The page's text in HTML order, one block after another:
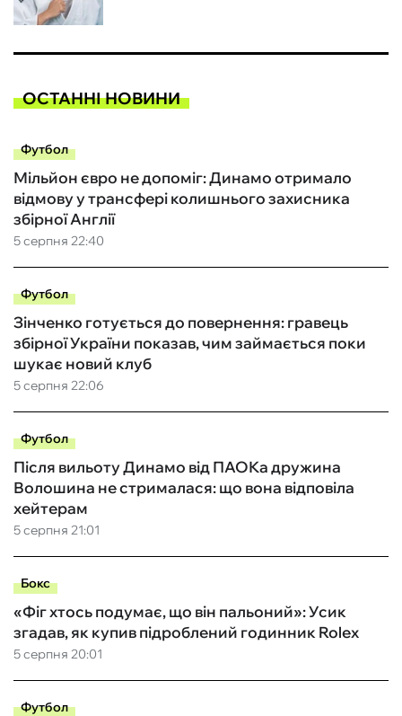
ОСТАННІ НОВИНИ
Футбол
5 серпня 22:40
Мільйон євро не допоміг: Динамо отримало
відмову у трансфері колишнього захисника
збірної Англії
Футбол
5 серпня 22:06
Зінченко готується до повернення: гравець
збірної України показав, чим займається поки
шукає новий клуб
Футбол
5 серпня 21:01
Після вильоту Динамо від ПАОКа дружина
Волошина не стрималася: що вона відповіла
хейтерам
Бокс
5 серпня 20:01
«Фіг хтось подумає, що він пальоний»: Усик
згадав, як купив підроблений годинник Rolex
Футбол